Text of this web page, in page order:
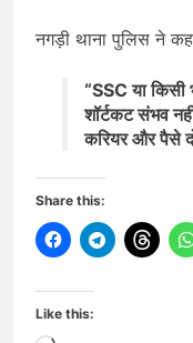
नगड़ी थाना पुलिस ने
“SSC या किसी
शॉर्टकट संभव
करियर और पैसे
Share this:
Like this: